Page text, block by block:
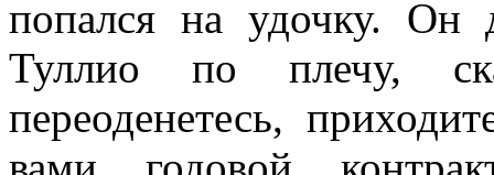
попался на удочку. Он
Туллио по плечу,
переоденетесь,